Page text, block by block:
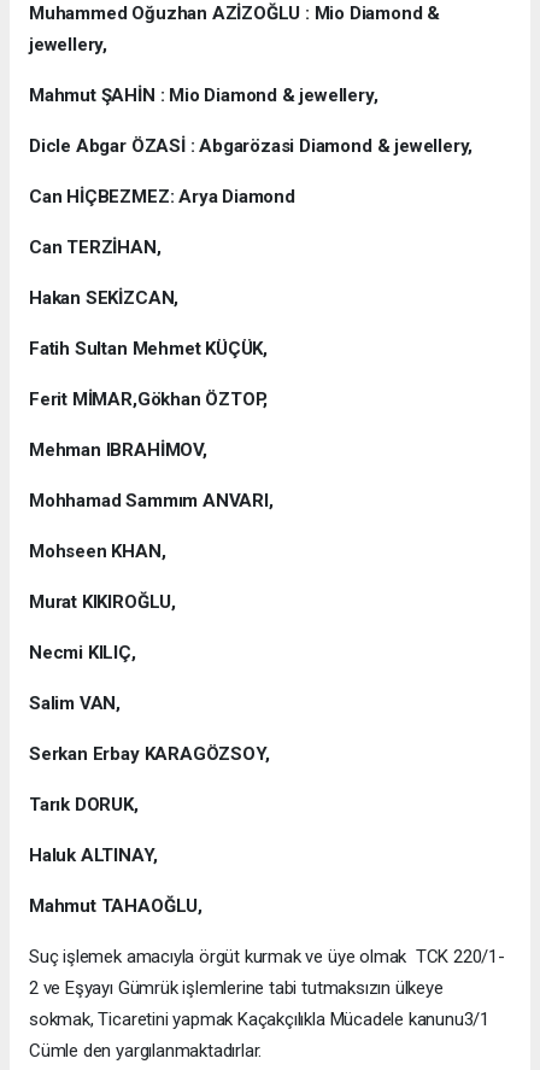
Muhammed Oğuzhan AZİZOĞLU : Mio Diamond &
jewellery,
Mahmut ŞAHİN : Mio Diamond & jewellery,
Dicle Abgar ÖZASİ : Abgarözasi Diamond & jewellery,
Can HİÇBEZMEZ: Arya Diamond
Can TERZİHAN,
Hakan SEKİZCAN,
Fatih Sultan Mehmet KÜÇÜK,
Ferit MİMAR,Gökhan ÖZTOP,
Mehman IBRAHİMOV,
Mohhamad Sammım ANVARI,
Mohseen KHAN,
Murat KIKIROĞLU,
Necmi KILIÇ,
Salim VAN,
Serkan Erbay KARAGÖZSOY,
Tarık DORUK,
Haluk ALTINAY,
Mahmut TAHAOĞLU,
Suç işlemek amacıyla örgüt kurmak ve üye olmak TCK 220/1-
2 ve Eşyayı Gümrük işlemlerine tabi tutmaksızın ülkeye
sokmak, Ticaretini yapmak Kaçakçılıkla Mücadele kanunu3/1
Cümle den yargılanmaktadırlar.